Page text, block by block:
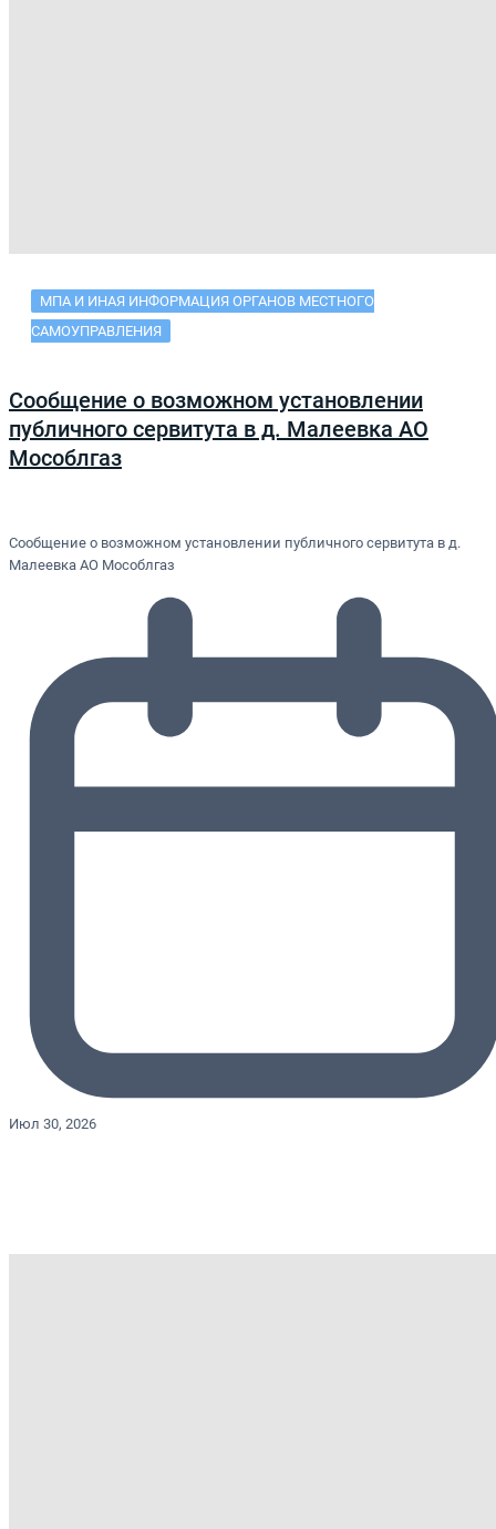
МПА И ИНАЯ ИНФОРМАЦИЯ ОРГАНОВ МЕСТНОГО
САМОУПРАВЛЕНИЯ
Сообщение о возможном установлении
публичного сервитута в д. Малеевка АО
Мособлгаз
Сообщение о возможном установлении публичного сервитута в д.
Малеевка АО Мособлгаз
Июл 30, 2026